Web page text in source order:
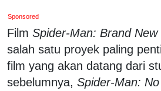
Sponsored
Film Spider-Man: Brand New
salah satu proyek paling
film yang akan datang dari
sebelumnya, Spider-Man: